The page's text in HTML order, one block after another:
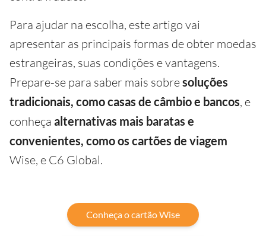
Para ajudar na escolha, este artigo vai
apresentar as principais formas de obter moedas
estrangeiras, suas condições e vantagens.
Prepare-se para saber mais sobresoluções
tradicionais, como casas de câmbio e bancos, e
conheça alternativas mais baratas e
convenientes, como os cartões de viagem
Wise, e C6 Global.
Conheça o cartão Wise